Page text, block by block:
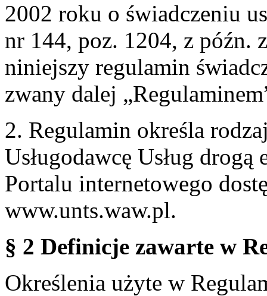
2002 roku o świadczeniu
nr 144, poz. 1204, z późn.
niniejszy regulamin
zwany dalej
2. Regulamin określa
Usługodawcę Usług
Portalu internetowego
www.unts.waw.pl.
§ 2 Definicje zawarte w
Określenia użyte w